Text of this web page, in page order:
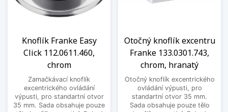
Knoflík Franke Easy
Click 112.0611.460,
chrom
Zamačkávací knoflík
excentrického ovládání
výpusti, pro standartní otvor
35 mm. Sada obsahuje pouze
Otočný knoflík excentru
Franke 133.0301.743,
chrom, hranatý
Otočný knoflík excentrického
ovládání výpusti, pro
standartní otvor 35 mm.
Sada obsahuje pouze tělo